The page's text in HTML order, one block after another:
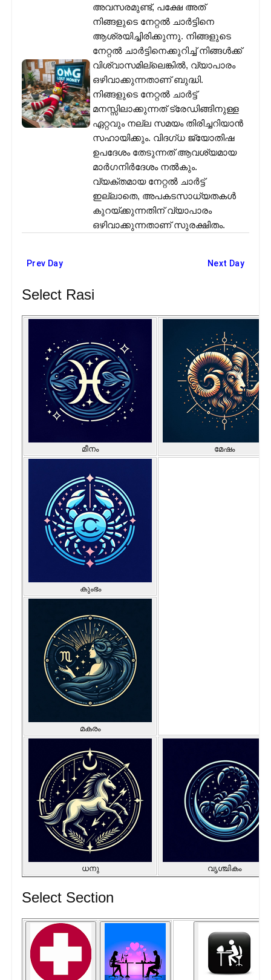
അവസരമുണ്ട്, പക്ഷേ അത്
നിങ്ങളുടെ നേറ്റൽ ചാർട്ടിനെ
ആശ്രയിച്ചിരിക്കുന്നു. നിങ്ങളുടെ
നേറ്റൽ ചാർട്ടിനെക്കുറിച്ച് നിങ്ങൾക്ക്
വിശ്വാസമില്ലെങ്കിൽ, വ്യാപാരം
ഒഴിവാക്കുന്നതാണ് ബുദ്ധി.
നിങ്ങളുടെ നേറ്റൽ ചാർട്ട്
മനസ്സിലാക്കുന്നത് ട്രേഡിങ്ങിനുള്ള
ഏറ്റവും നല്ല സമയം തിരിച്ചറിയാൻ
സഹായിക്കും. വിദഗ്ധ ജ്യോതിഷ
ഉപദേശം തേടുന്നത് ആവശ്യമായ
മാർഗനിർദേശം നൽകും.
വ്യക്തമായ നേറ്റൽ ചാർട്ട്
ഇല്ലാതെ, അപകടസാധ്യതകൾ
കുറയ്ക്കുന്നതിന് വ്യാപാരം
ഒഴിവാക്കുന്നതാണ് സുരക്ഷിതം.
Prev Day Next Day
Select Rasi
മീനം മേഷം
കുംഭം
മകരം
ധനു വൃശ്ചികം
Select Section